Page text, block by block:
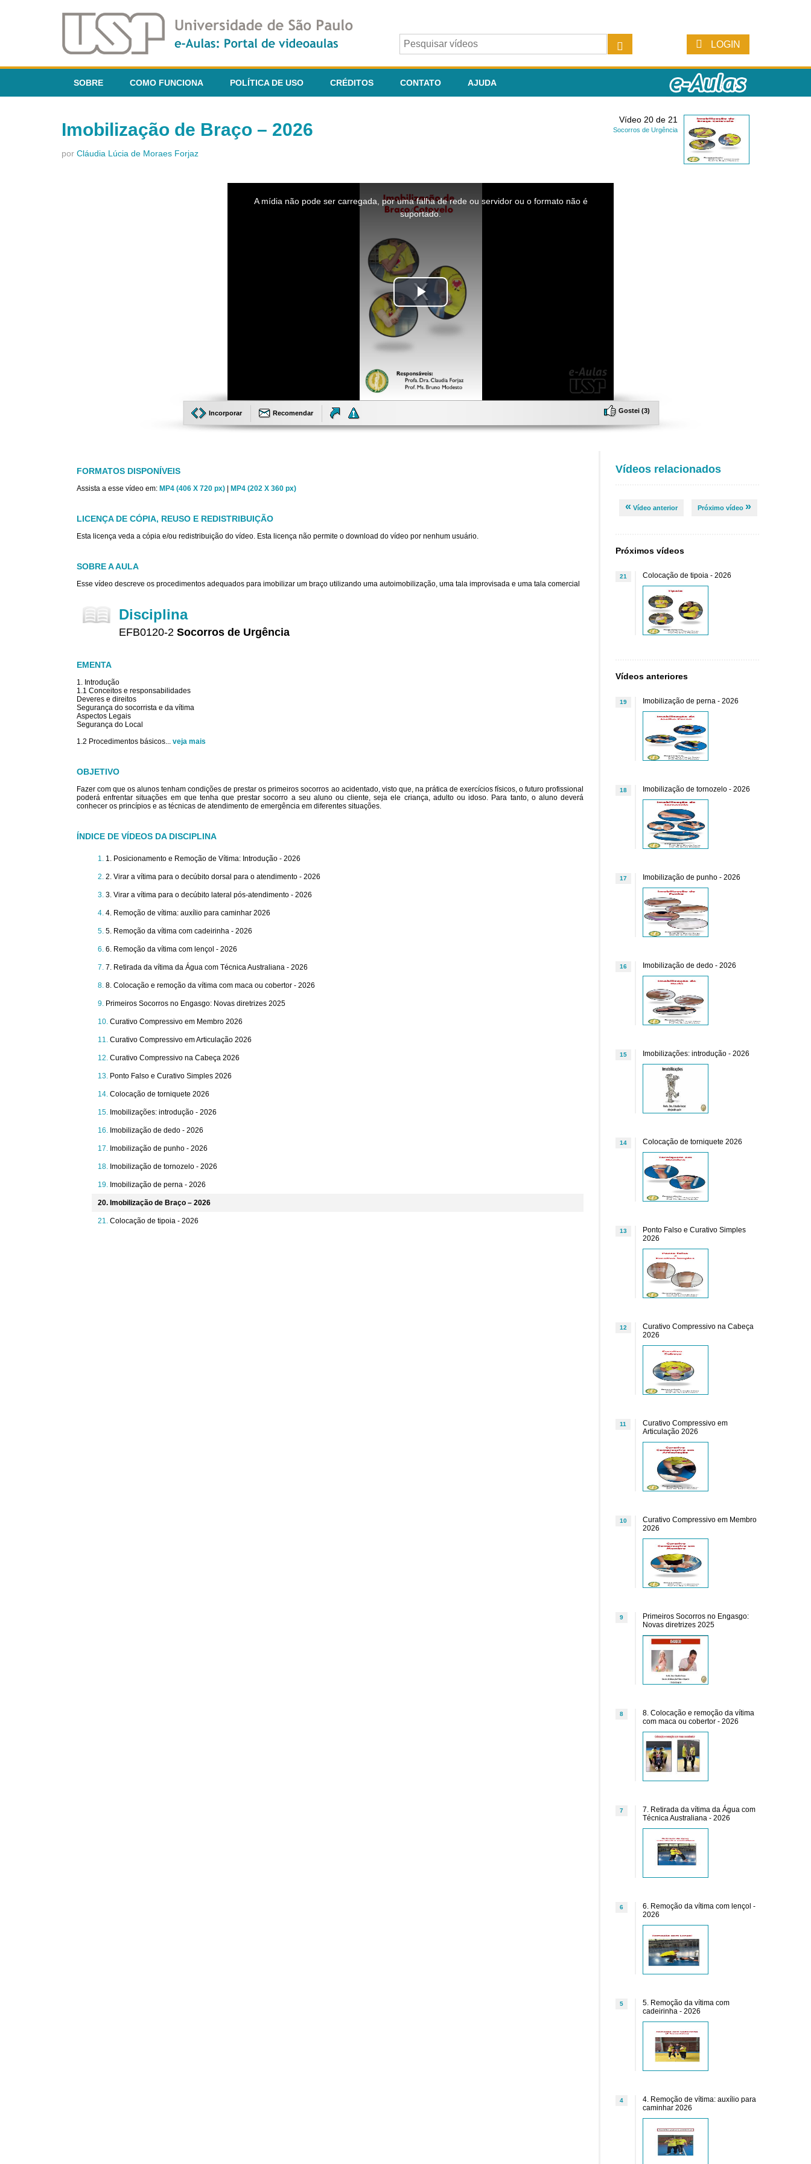
LOGIN
SOBRE COMO FUNCIONA POLÍTICA DE USO CRÉDITOS CONTATO AJUDA
Vídeo 20 de 21
Socorros de Urgência
Imobilização de Braço – 2026
por Cláudia Lúcia de Moraes Forjaz
Tocar
Vídeo
A mídia não pode ser carregada, por uma falha de rede ou servidor ou o formato não é
suportado.
Incorporar Recomendar Gostei (3)
FORMATOS DISPONÍVEIS
Assista a esse vídeo em: MP4 (406 X 720 px) MP4 (202 X 360 px)
LICENÇA DE CÓPIA, REUSO E REDISTRIBUIÇÃO
Esta licença veda a cópia e/ou redistribuição do vídeo. Esta licença não permite o download do vídeo por nenhum usuário.
SOBRE A AULA
Esse vídeo descreve os procedimentos adequados para imobilizar um braço utilizando uma autoimobilização, uma tala improvisada e uma tala comercial
Disciplina
EFB0120-2 Socorros de Urgência
EMENTA
1. Introdução
1.1 Conceitos e responsabilidades
Deveres e direitos
Segurança do socorrista e da vítima
Aspectos Legais
Segurança do Local
1.2 Procedimentos básicos... veja mais
OBJETIVO
Fazer com que os alunos tenham condições de prestar os primeiros socorros ao acidentado, visto que, na prática de exercícios físicos, o futuro profissional
poderá enfrentar situações em que tenha que prestar socorro a seu aluno ou cliente, seja ele criança, adulto ou idoso. Para tanto, o aluno deverá
conhecer os princípios e as técnicas de atendimento de emergência em diferentes situações.
ÍNDICE DE VÍDEOS DA DISCIPLINA
1. Posicionamento e Remoção de Vítima: Introdução - 2026
2. Virar a vítima para o decúbito dorsal para o atendimento - 2026
3. Virar a vítima para o decúbito lateral pós-atendimento - 2026
4. Remoção de vítima: auxílio para caminhar 2026
5. Remoção da vítima com cadeirinha - 2026
6. Remoção da vítima com lençol - 2026
7. Retirada da vítima da Água com Técnica Australiana - 2026
8. Colocação e remoção da vítima com maca ou cobertor - 2026
Primeiros Socorros no Engasgo: Novas diretrizes 2025
Curativo Compressivo em Membro 2026
Curativo Compressivo em Articulação 2026
Curativo Compressivo na Cabeça 2026
Ponto Falso e Curativo Simples 2026
Colocação de torniquete 2026
Imobilizações: introdução - 2026
Imobilização de dedo - 2026
Imobilização de punho - 2026
Imobilização de tornozelo - 2026
Imobilização de perna - 2026
Imobilização de Braço – 2026
Colocação de tipoia - 2026
Vídeos relacionados
« Vídeo anterior Próximo vídeo »
Próximos vídeos
21 Colocação de tipoia - 2026
Vídeos anteriores
19 Imobilização de perna - 2026
18 Imobilização de tornozelo - 2026
17 Imobilização de punho - 2026
16 Imobilização de dedo - 2026
15 Imobilizações: introdução - 2026
14 Colocação de torniquete 2026
13
Ponto Falso e Curativo Simples
2026
12
Curativo Compressivo na Cabeça
2026
11
Curativo Compressivo em
Articulação 2026
10
Curativo Compressivo em Membro
2026
9
Primeiros Socorros no Engasgo:
Novas diretrizes 2025
8
8. Colocação e remoção da vítima
com maca ou cobertor - 2026
7
7. Retirada da vítima da Água com
Técnica Australiana - 2026
6
6. Remoção da vítima com lençol -
2026
5
5. Remoção da vítima com
cadeirinha - 2026
4
4. Remoção de vítima: auxílio para
caminhar 2026